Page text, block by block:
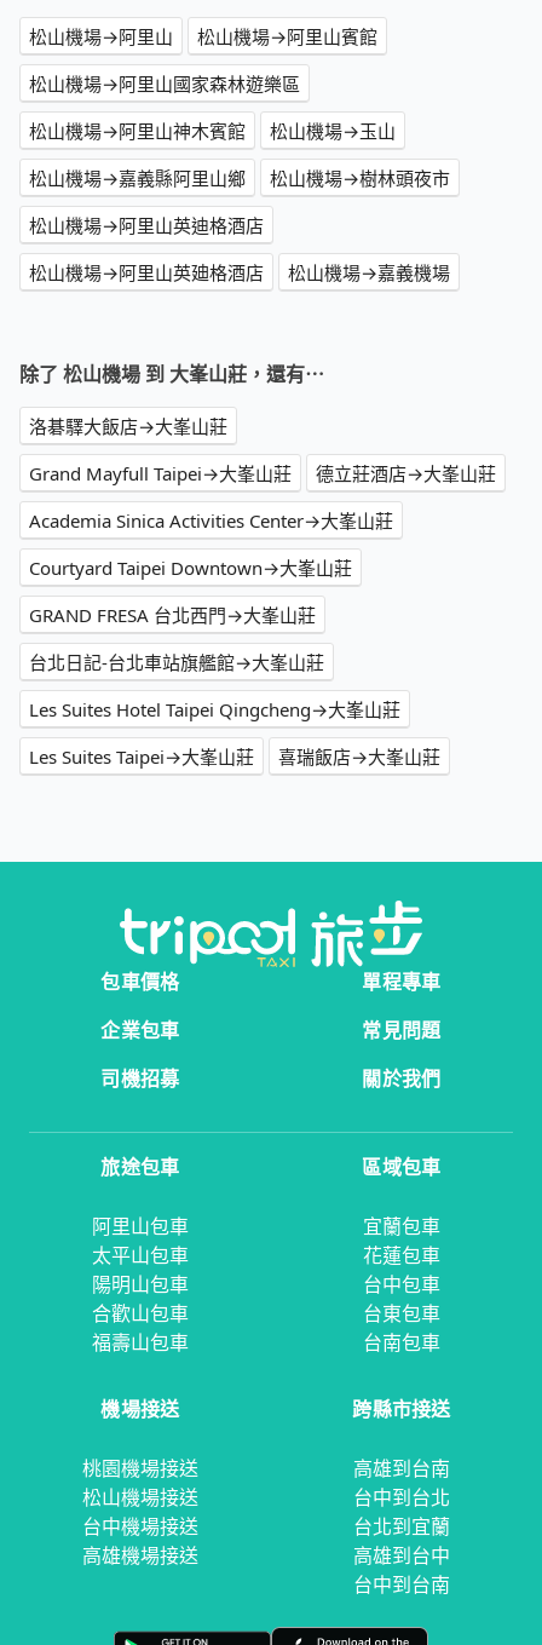
松山機場→阿里山
松山機場→阿里山賓館
松山機場→阿里山國家森林遊樂區
松山機場→阿里山神木賓館
松山機場→玉山
松山機場→嘉義縣阿里山鄉
松山機場→樹林頭夜市
松山機場→阿里山英迪格酒店
松山機場→阿里山英廸格酒店
松山機場→嘉義機場
除了 松山機場 到 大峯山莊，還有⋯
洛碁驛大飯店→大峯山莊
Grand Mayfull Taipei→大峯山莊
德立莊酒店→大峯山莊
Academia Sinica Activities Center→大峯山莊
Courtyard Taipei Downtown→大峯山莊
GRAND FRESA 台北西門→大峯山莊
台北日記-台北車站旗艦館→大峯山莊
Les Suites Hotel Taipei Qingcheng→大峯山莊
Les Suites Taipei→大峯山莊
喜瑞飯店→大峯山莊
包車價格
單程專車
企業包車
常見問題
司機招募
關於我們
旅途包車
阿里山包車
太平山包車
陽明山包車
合歡山包車
福壽山包車
區域包車
宜蘭包車
花蓮包車
台中包車
台東包車
台南包車
機場接送
桃園機場接送
松山機場接送
台中機場接送
高雄機場接送
跨縣市接送
高雄到台南
台中到台北
台北到宜蘭
高雄到台中
台中到台南